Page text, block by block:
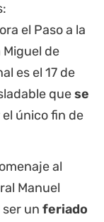
el Paso a la
de
es el 17 de
quese
único fin de
al
Manuel
ser un feriado